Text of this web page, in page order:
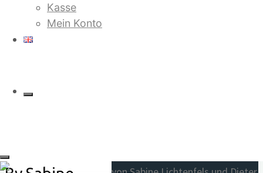
Kasse
Mein Konto
Sources of
Love and
Morning